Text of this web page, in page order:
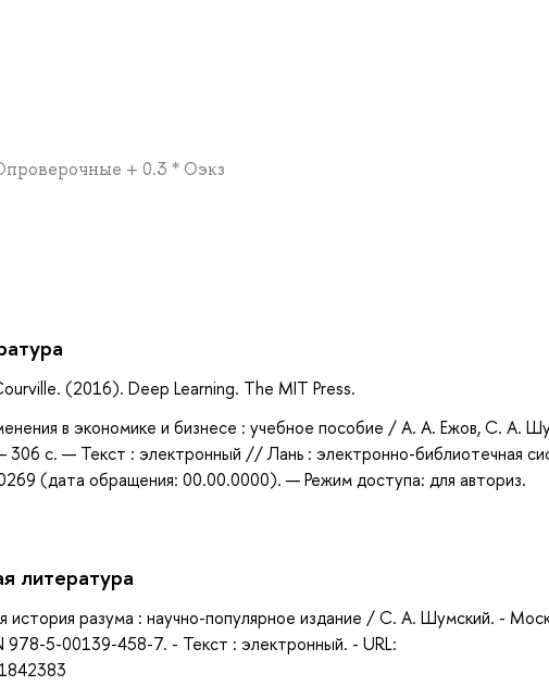
+ 0.3 * Оэкз
(2016). Deep Learning. The MIT Press.
в экономике и бизнесе : учебное пособие / А. А. Ежов, С. А.
с. — Текст : электронный // Лань : электронно-библиотечная
(дата обращения: 00.00.0000). — Режим доступа: для авториз.
литература
разума : научно-популярное издание / С. А. Шумский. -
978-5-00139-458-7. - Текст : электронный. - URL: